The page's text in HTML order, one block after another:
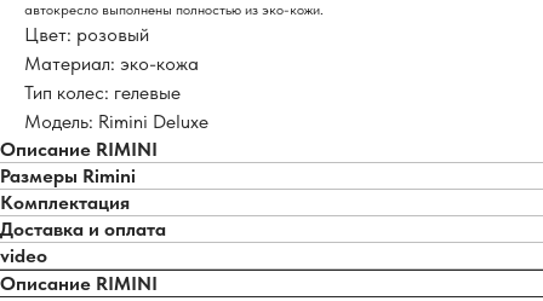
автокресло выполнены полностью из эко-кожи.
Цвет: розовый
Материал: эко-кожа
Тип колес: гелевые
Модель: Rimini Deluxe
Описание RIMINI
Размеры Rimini
Комплектация
Доставка и оплата
video
Описание RIMINI